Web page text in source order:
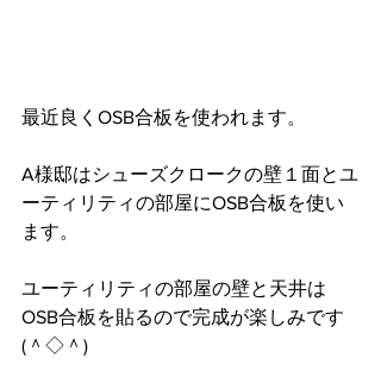
最近良くOSB合板を使われます。
A様邸はシューズクロークの壁１面とユ
ーティリティの部屋にOSB合板を使い
ます。
ユーティリティの部屋の壁と天井は
OSB合板を貼るので完成が楽しみです
(＾◇＾)